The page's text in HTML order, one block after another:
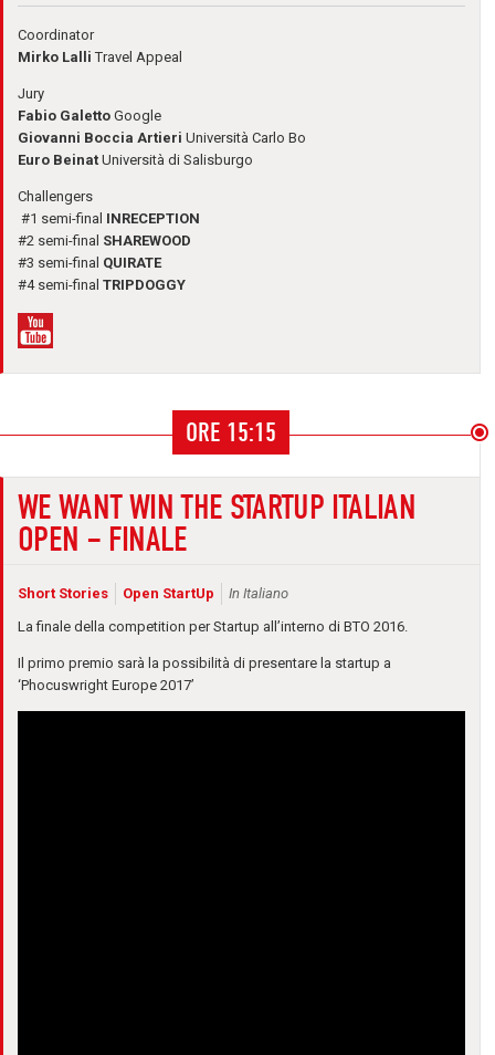
Coordinator
Mirko Lalli Travel Appeal
Jury
Fabio GalettoGoogle
Giovanni Boccia Artieri Università Carlo Bo
Euro BeinatUniversità di Salisburgo
Challengers
#1 semi-final INRECEPTION
#2 semi-final SHAREWOOD
#3 semi-final QUIRATE
#4 semi-final TRIPDOGGY
ORE 15:15
WE WANT WIN THE STARTUP ITALIAN
OPEN – FINALE
Short Stories Open StartUp
In Italiano
La finale della competition per Startup all’interno di BTO 2016.
Il primo premio sarà la possibilità di presentare la startup a
‘Phocuswright Europe 2017’